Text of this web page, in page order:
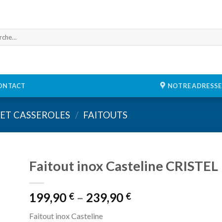
NOTRE ADRESSE
CASSEROLES / FAITOUTS
Faitout inox Casteline CRISTEL
199,90 € – 239,90 €
Faitout inox Casteline